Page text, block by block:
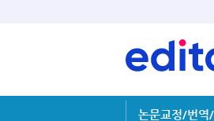
논문교정/번역